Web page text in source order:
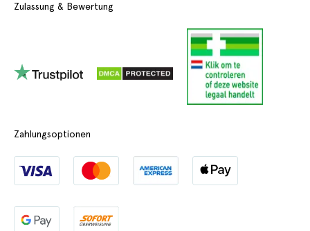
Zulassung & Bewertung
Zahlungsoptionen